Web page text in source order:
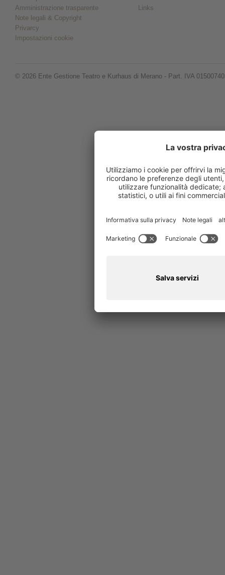
Amministrazione trasparente
Note legali & Copyright
Privarcy
Impostazioni cookie
Links
© 2026 Ente Gestione Teatro e Kurhaus di Merano - Part. IVA